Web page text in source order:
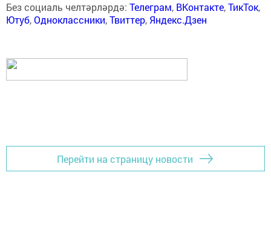
Без социаль челтәрләрдә: Телеграм, ВКонтакте,ТикТок,
Ютуб,Одноклассники,Твиттер, Яндекс.Дзен
Перейти на страницу новости